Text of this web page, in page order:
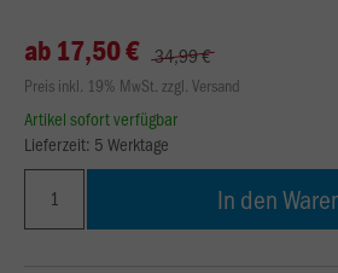
ab 17,50 € 34,99 €
Preis inkl. 19% MwSt. zzgl. Versand
Artikel sofort verfügbar
Lieferzeit: 5 Werktage
In den